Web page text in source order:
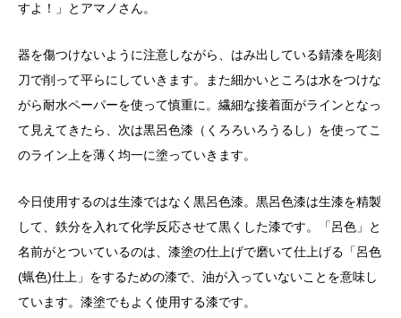
すよ！」とアマノさん。
器を傷つけないように注意しながら、はみ出している錆漆を彫刻
刀で削って平らにしていきます。
また細かいところは水をつけな
がら耐水ペーパーを使って慎重に。 繊細な接着面がラインとなっ
て見えてきたら、次は黒呂色漆（くろろいろうるし）を使ってこ
のライン上を薄く均一に塗っていきます。
今日使用するのは生漆ではなく黒呂色漆。 黒呂色漆は生漆を精製
して、鉄分を入れて化学反応させて黒くした漆です。「呂色」と
名前がとついているのは、漆塗の仕上げで磨いて仕上げる「呂色
(蝋色)仕上」をするための漆で、油が入っていないことを意味し
ています。漆塗でもよく使用する漆です。